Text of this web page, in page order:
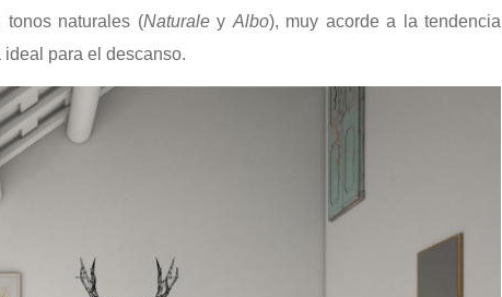
tonos naturales (NaturaleyAlbo), muy acorde a la tendencia
para el descanso.